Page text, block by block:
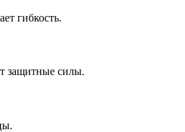
гибкость.
защитные силы.